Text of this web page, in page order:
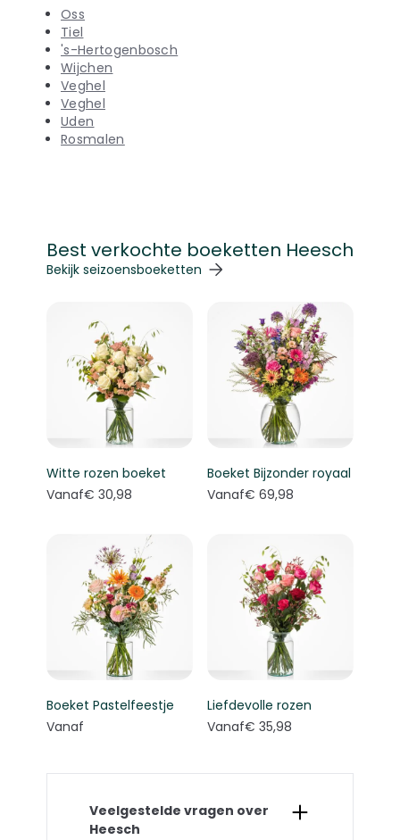
Oss
Tiel
's-Hertogenbosch
Wijchen
Veghel
Veghel
Uden
Rosmalen
Best verkochte boeketten Heesch
Navigeren door de elementen van de carrousel is
Druk om carrousel over te slaan
Bekijk seizoensboeketten
Witte rozen boeket
Vanaf€ 30,98
Boeket Bijzonder royaal
Vanaf€ 69,98
Boeket Pastelfeestje
Vanaf
Liefdevolle rozen
Vanaf€ 35,98
Veelgestelde vragen over
Heesch